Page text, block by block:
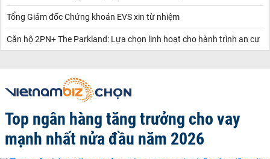
Tổng Giám đốc Chứng khoán EVS xin từ nhiệm
Căn hộ 2PN+ The Parkland: Lựa chọn linh hoạt cho hành trình an cư
Top ngân hàng tăng trưởng cho vay
mạnh nhất nửa đầu năm 2026